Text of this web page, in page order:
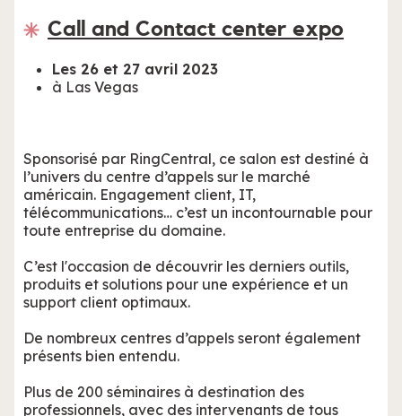
Call and Contact center expo
Les 26 et 27 avril 2023
à Las Vegas
Sponsorisé par RingCentral, ce salon est destiné à
l’univers du centre d’appels sur le marché
américain. Engagement client, IT,
télécommunications… c’est un incontournable pour
toute entreprise du domaine.
C’est l'occasion de découvrir les derniers outils,
produits et solutions pour une expérience et un
support client optimaux.
De nombreux centres d’appels seront également
présents bien entendu.
Plus de 200 séminaires à destination des
professionnels, avec des intervenants de tous